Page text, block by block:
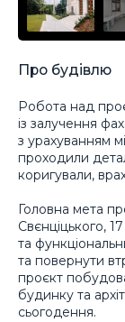
Про будівлю
Робота над
із залучення
з урахуванням
проходили
коригували,
Головна мета
Свєнціцького,
та
та повернути
проєкт
будинку та
сьогодення.